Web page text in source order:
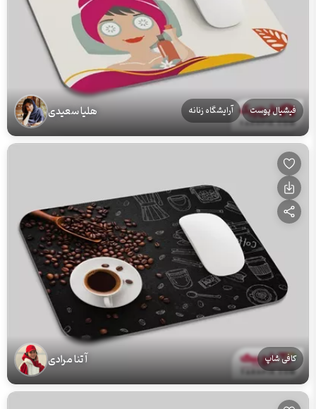
فیشیال پوست آرایشگاه زنانه هلیا سعیدی
کافی شاپ آتنا مرادی